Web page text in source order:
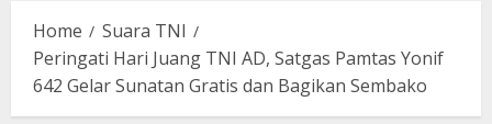
Home
Suara TNI
Peringati Hari Juang TNI AD, Satgas Pamtas Yonif
642 Gelar Sunatan Gratis dan Bagikan Sembako